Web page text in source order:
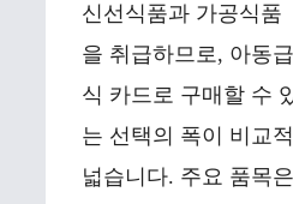
신선식품과 가공식품
을 취급하므로, 아동급
식 카드로 구매할 수
는 선택의 폭이 비교적
넓습니다. 주요 품목은